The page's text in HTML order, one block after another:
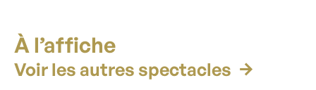
À l’affiche
Voir les autres spectacles